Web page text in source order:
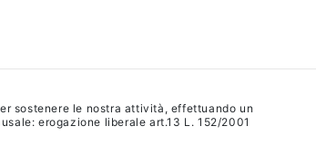
sostenere le nostra attività, effettuando un
erogazione liberale art.13 L. 152/2001